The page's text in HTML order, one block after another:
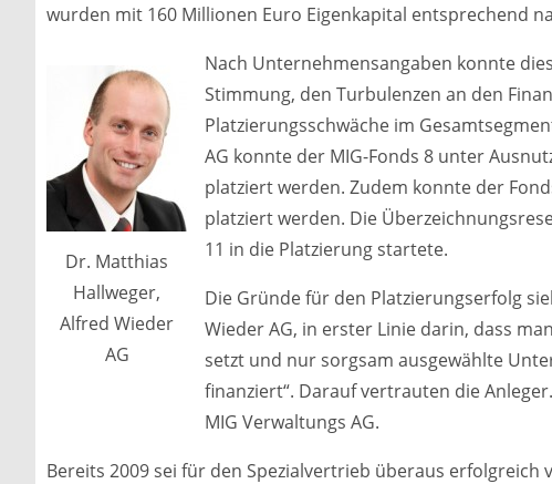
wurden mit 160 Millionen Euro Eigenkapital entsprechend
Dr. Matthias
Hallweger,
Alfred Wieder
AG
Nach Unternehmensangaben konnte
Stimmung, den Turbulenzen an den
Platzierungsschwäche im
AG konnte der MIG-Fonds 8 unter
platziert werden. Zudem konnte der
platziert werden. Die
11 in die Platzierung startete.
Die Gründe für den Platzierungserfolg
Wieder AG, in erster Linie darin, dass
setzt und nur sorgsam ausgewählte
finanziert“. Darauf vertrauten die
MIG Verwaltungs AG.
Bereits 2009 sei für den Spezialvertrieb überaus